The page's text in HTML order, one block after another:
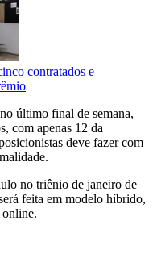
contratados e
último final de semana,
com apenas 12 da
deve fazer com
no triênio de janeiro de
feita em modelo híbrido,
online.